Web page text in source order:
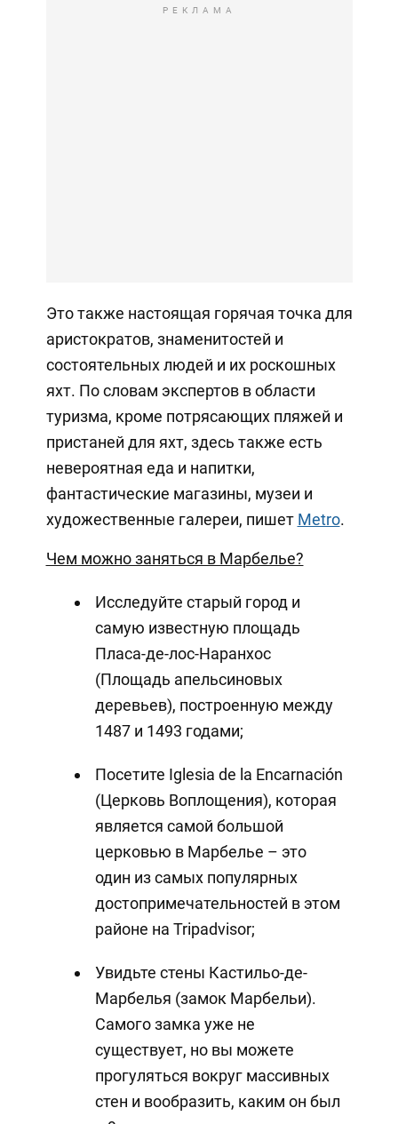
РЕКЛАМА
Это также настоящая горячая точка для
аристократов, знаменитостей и
состоятельных людей и их роскошных
яхт. По словам экспертов в области
туризма, кроме потрясающих пляжей и
пристаней для яхт, здесь также есть
невероятная еда и напитки,
фантастические магазины, музеи и
художественные галереи, пишет Metro.
Чем можно заняться в Марбелье?
Исследуйте старый город и
самую известную площадь
Пласа-де-лос-Наранхос
(Площадь апельсиновых
деревьев), построенную между
1487 и 1493 годами;
Посетите Iglesia de la Encarnación
(Церковь Воплощения), которая
является самой большой
церковью в Марбелье – это
один из самых популярных
достопримечательностей в этом
районе на Tripadvisor;
Увидьте стены Кастильо-де-
Марбелья (замок Марбельи).
Самого замка уже не
существует, но вы можете
прогуляться вокруг массивных
стен и вообразить, каким он был